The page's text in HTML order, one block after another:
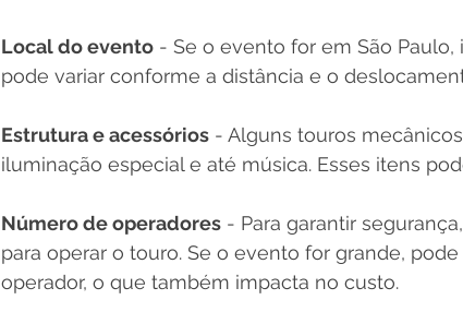
Local do evento - Se o evento for em São
pode variar conforme a distância e o
Estrutura e acessórios - Alguns touros
iluminação especial e até música. Esses itens
Número de operadores - Para garantir
para operar o touro. Se o evento for grande,
operador, o que também impacta no custo.